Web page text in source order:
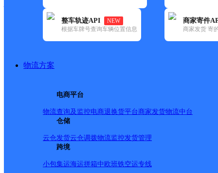
整车轨迹API
NEW
根据车牌号查询车辆位置信息
商家寄件
商家发货 寄
物流方案
电商平台
物流查询及监控电商退换货平台商家发货物流中台
仓储
云仓发货云仓调拨物流监控发货管理
跨境
小包集运海运拼箱中欧班铁空运专线
网点筛选
清空已选
圆通速递(69) 韵达速递(349) 中通快递(23)
安溪县(39)
韵达速递,永春县,泉州市,